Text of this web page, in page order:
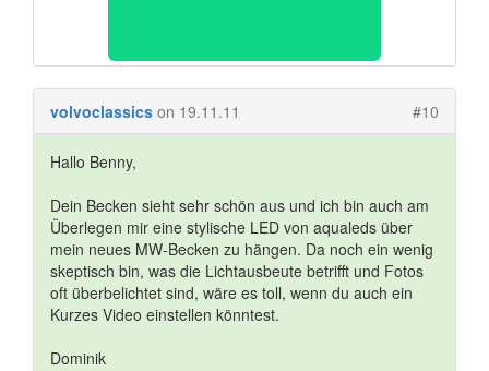
volvoclassics on 19.11.11 #10
Hallo Benny,
Dein Becken sieht sehr schön aus und ich bin auch am
Überlegen mir eine stylische LED von aqualeds über
mein neues MW-Becken zu hängen. Da noch ein wenig
skeptisch bin, was die Lichtausbeute betrifft und Fotos
oft überbelichtet sind, wäre es toll, wenn du auch ein
Kurzes Video einstellen könntest.
Dominik